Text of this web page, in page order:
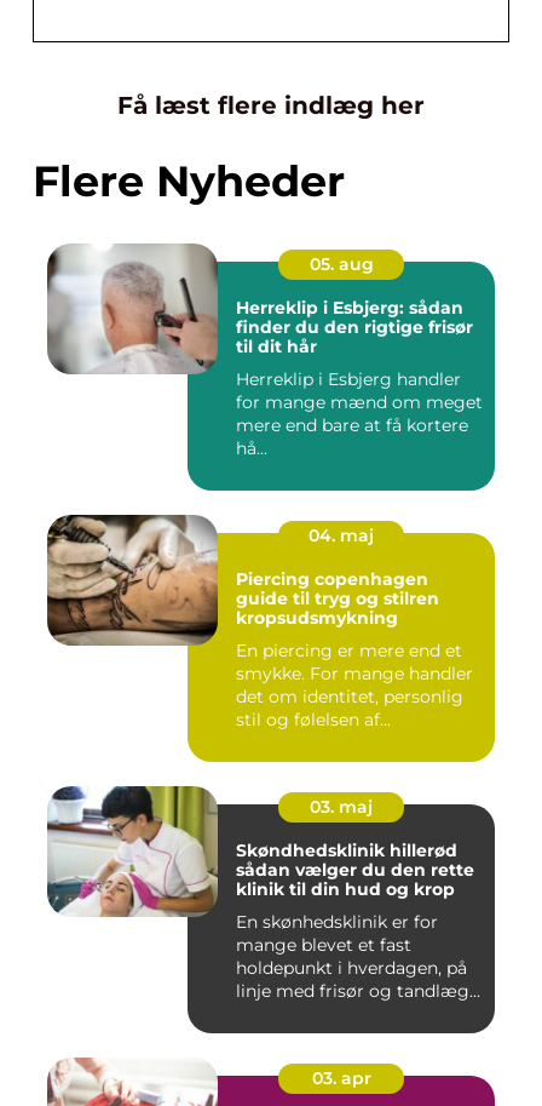
Få læst flere indlæg her
Flere Nyheder
05. aug
Herreklip i Esbjerg: sådan
finder du den rigtige frisør
til dit hår
Herreklip i Esbjerg handler
for mange mænd om meget
mere end bare at få kortere
hå...
04. maj
Piercing copenhagen
guide til tryg og stilren
kropsudsmykning
En piercing er mere end et
smykke. For mange handler
det om identitet, personlig
stil og følelsen af...
03. maj
Skøndhedsklinik hillerød
sådan vælger du den rette
klinik til din hud og krop
En skønhedsklinik er for
mange blevet et fast
holdepunkt i hverdagen, på
linje med frisør og tandlæg...
03. apr